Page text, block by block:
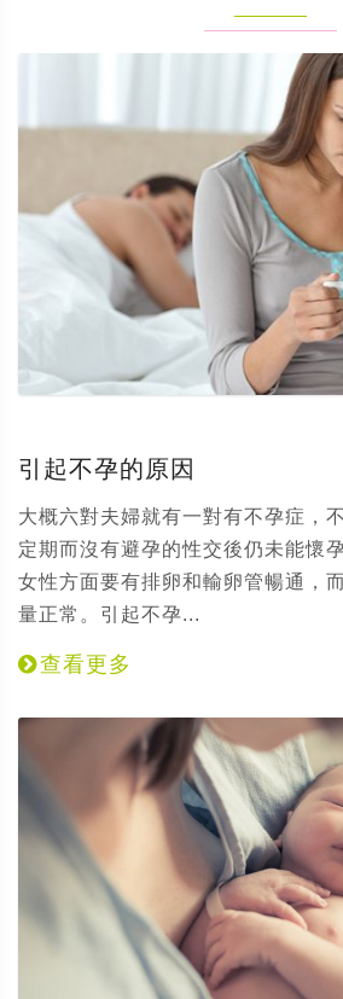
引起不孕的原因
大概六對夫婦就有一對有不孕症，
定期而沒有避孕的性交後仍未能懷
女性方面要有排卵和輸卵管暢通，
量正常。引起不孕...
查看更多